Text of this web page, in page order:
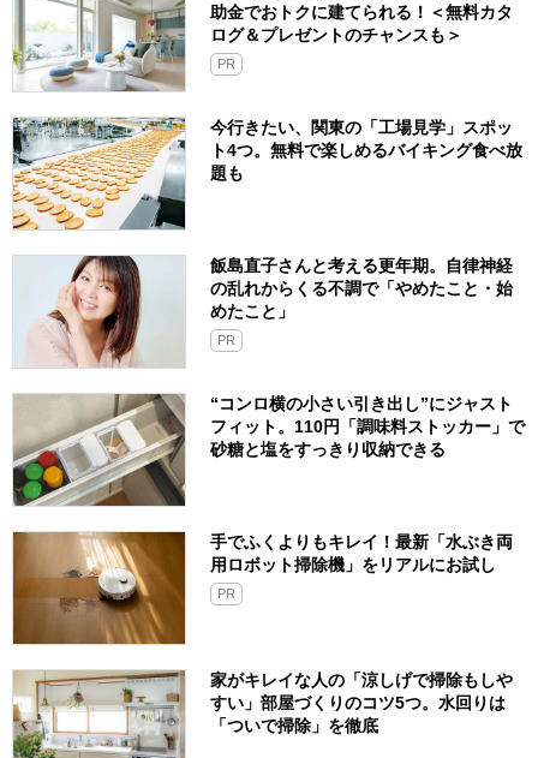
助金でおトクに建てられる！＜無料カタ
ログ＆プレゼントのチャンスも＞
PR
今行きたい、関東の「工場見学」スポッ
ト4つ。無料で楽しめるバイキング食べ放
題も
飯島直子さんと考える更年期。自律神経
の乱れからくる不調で「やめたこと・始
めたこと」
PR
“コンロ横の小さい引き出し”にジャスト
フィット。110円「調味料ストッカー」で
砂糖と塩をすっきり収納できる
手でふくよりもキレイ！最新「水ぶき両
用ロボット掃除機」をリアルにお試し
PR
家がキレイな人の「涼しげで掃除もしや
すい」部屋づくりのコツ5つ。水回りは
「ついで掃除」を徹底